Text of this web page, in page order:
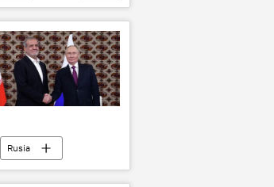
Rusia